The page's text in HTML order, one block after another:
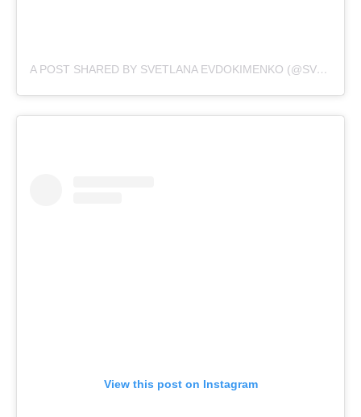
A POST SHARED BY SVETLANA EVDOKIMENKO (@SVETIKA)
View this post on Instagram